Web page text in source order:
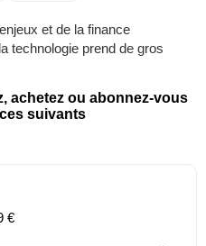
et de la finance
technologie prend de gros
achetez ou abonnez-vous
suivants
€